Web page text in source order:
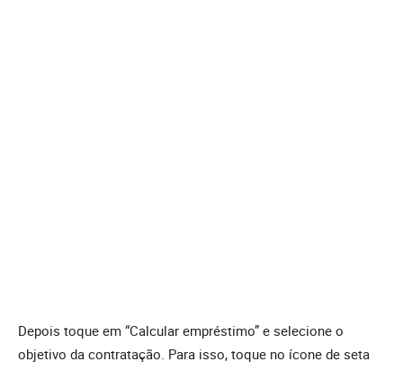
Depois toque em “Calcular empréstimo” e selecione o
objetivo da contratação. Para isso, toque no ícone de seta